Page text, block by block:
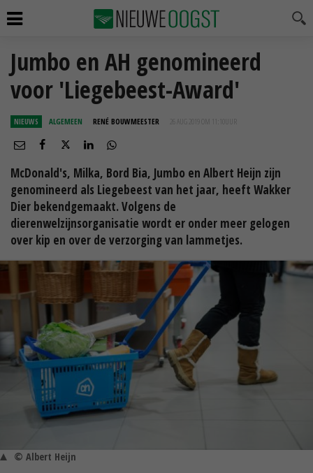
Jumbo en AH genomineerd
voor 'Liegebeest-Award'
NIEUWS ALGEMEEN RENÉ BOUWMEESTER 26 AUG 2019 OM 11:10
McDonald's, Milka, Bord Bia, Jumbo en Albert Heijn zijn
genomineerd als Liegebeest van het jaar, heeft Wakker
Dier bekendgemaakt. Volgens de
dierenwelzijnsorganisatie wordt er onder meer gelogen
over kip en over de verzorging van lammetjes.
© Albert Heijn